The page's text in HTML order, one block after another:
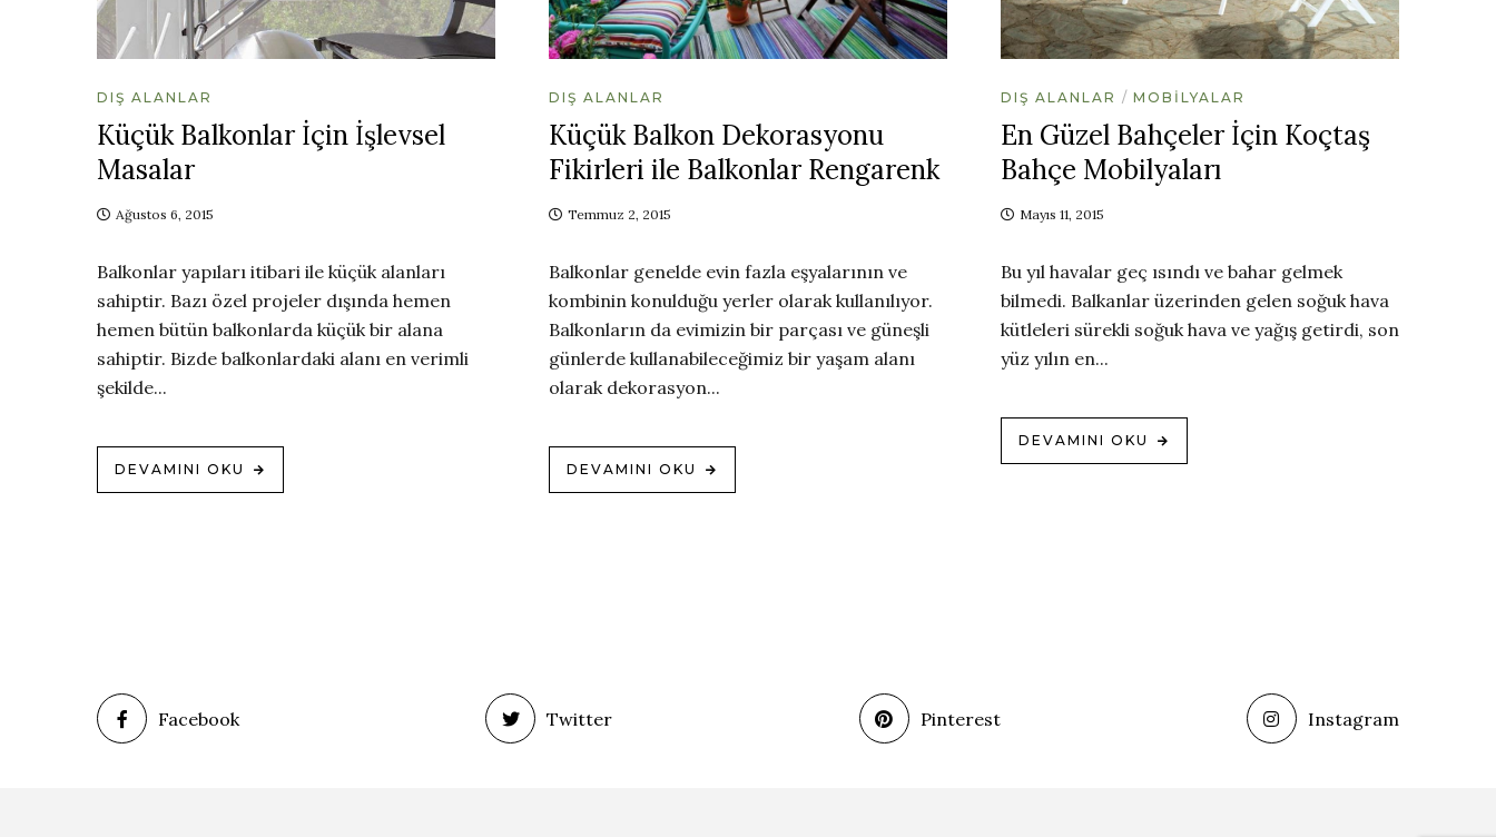
DIŞ ALANLAR
Küçük Balkonlar İçin İşlevsel
Masalar
Ağustos 6, 2015
Balkonlar yapıları itibari ile küçük alanları
sahiptir. Bazı özel projeler dışında hemen
hemen bütün balkonlarda küçük bir alana
sahiptir. Bizde balkonlardaki alanı en verimli
şekilde...
DEVAMINI OKU
DIŞ ALANLAR
Küçük Balkon Dekorasyonu
Fikirleri ile Balkonlar Rengarenk
Temmuz 2, 2015
Balkonlar genelde evin fazla eşyalarının ve
kombinin konulduğu yerler olarak kullanılıyor.
Balkonların da evimizin bir parçası ve güneşli
günlerde kullanabileceğimiz bir yaşam alanı
olarak dekorasyon...
DEVAMINI OKU
DIŞ ALANLAR MOBILYALAR
En Güzel Bahçeler İçin Koçtaş
Bahçe Mobilyaları
Mayıs 11, 2015
Bu yıl havalar geç ısındı ve bahar gelmek
bilmedi. Balkanlar üzerinden gelen soğuk hava
kütleleri sürekli soğuk hava ve yağış getirdi, son
yüz yılın en...
DEVAMINI OKU
Facebook Twitter Pinterest Instagram